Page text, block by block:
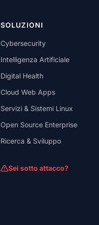
SOLUZIONI
Cybersecurity
Intelligenza Artificiale
Digital Health
Cloud Web Apps
Servizi & Sistemi Linux
Open Source Enterprise
Ricerca & Sviluppo
Sei sotto attacco?